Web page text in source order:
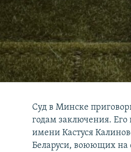
Суд в Минске
годам заключения.
имени Кастуся
Беларуси, воюющих на